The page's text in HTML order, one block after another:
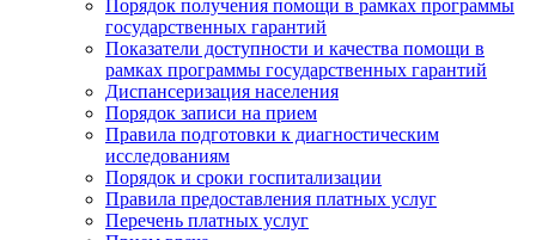
Порядок получения помощи в рамках программы
государственных гарантий
Показатели доступности и качества помощи в
рамках программы государственных гарантий
Диспансеризация населения
Порядок записи на прием
Правила подготовки к диагностическим
исследованиям
Порядок и сроки госпитализации
Правила предоставления платных услуг
Перечень платных услуг